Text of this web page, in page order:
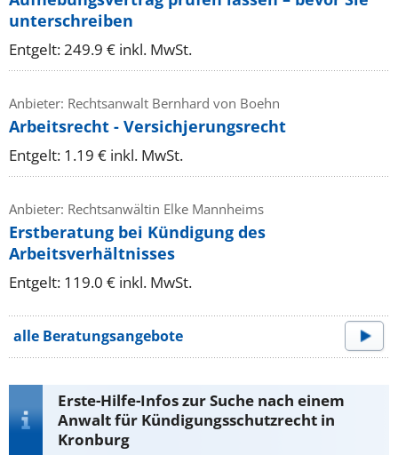
unterschreiben
Entgelt: 249.9 € inkl. MwSt.
Anbieter: Rechtsanwalt Bernhard von Boehn
Arbeitsrecht - Versichjerungsrecht
Entgelt: 1.19 € inkl. MwSt.
Anbieter: Rechtsanwältin Elke Mannheims
Erstberatung bei Kündigung des
Arbeitsverhältnisses
Entgelt: 119.0 € inkl. MwSt.
alle Beratungsangebote
Erste-Hilfe-Infos zur Suche nach einem
Anwalt für Kündigungsschutzrecht in
Kronburg